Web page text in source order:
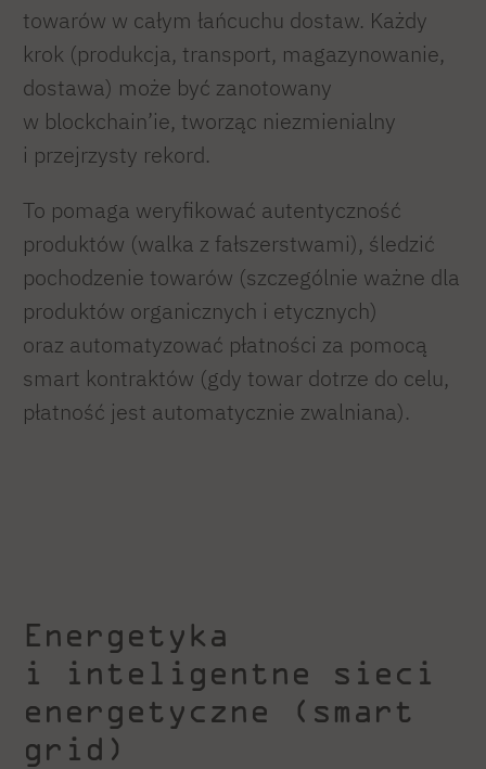
towarów w całym łańcuchu dostaw. Każdy
krok (produkcja, transport, magazynowanie,
dostawa) może być zanotowany
w blockchain’ie, tworząc niezmienialny
i przejrzysty rekord.
To pomaga weryfikować autentyczność
produktów (walka z fałszerstwami), śledzić
pochodzenie towarów (szczególnie ważne dla
produktów organicznych i etycznych)
oraz automatyzować płatności za pomocą
smart kontraktów (gdy towar dotrze do celu,
płatność jest automatycznie zwalniana).
Energetyka
i inteligentne sieci
energetyczne (smart
grid)